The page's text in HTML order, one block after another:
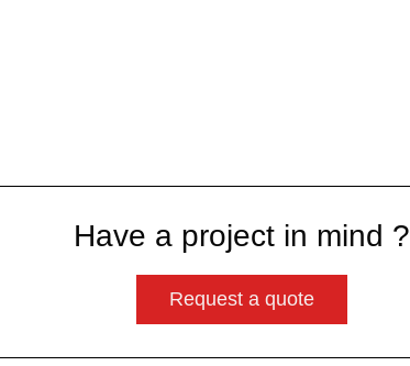
Have a project in mind ?
Request a quote